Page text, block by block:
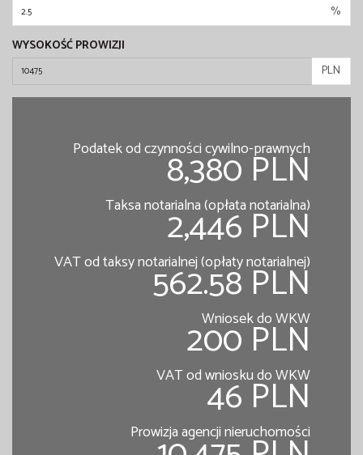
%
WYSOKOŚĆ PROWIZJI
PLN
Podatek od czynności cywilno-prawnych
8,380 PLN
Taksa notarialna (opłata notarialna)
2,446 PLN
VAT od taksy notarialnej (opłaty notarialnej)
562.58 PLN
Wniosek do WKW
200 PLN
VAT od wniosku do WKW
46 PLN
Prowizja agencji nieruchomości